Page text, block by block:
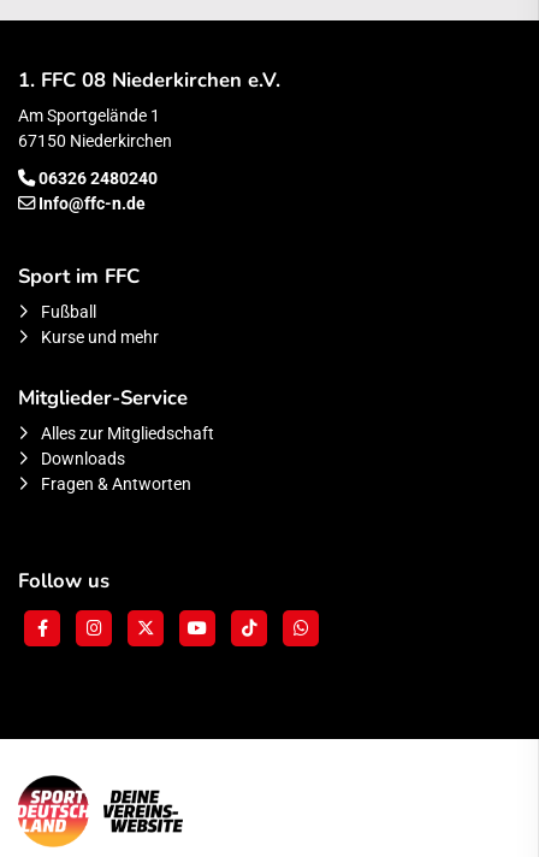
1. FFC 08 Niederkirchen e.V.
Am Sportgelände 1
67150 Niederkirchen
06326 2480240
Info@ffc-n.de
Sport im FFC
Fußball
Kurse und mehr
Mitglieder-Service
Alles zur Mitgliedschaft
Downloads
Fragen & Antworten
Follow us